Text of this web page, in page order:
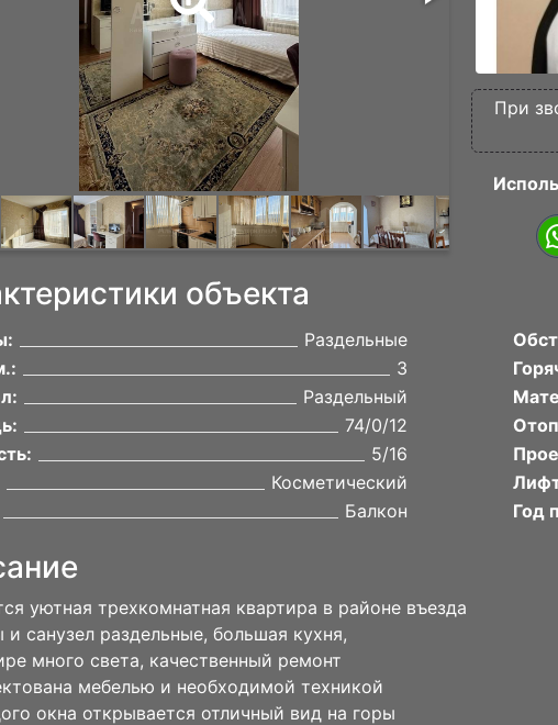
При
объекта
Раздельные
3
Раздельный
74/0/12
5/16
Косметический
Балкон
Год
уютная трехкомнатная квартира в районе въезда
и санузел раздельные, большая кухня,
много света, качественный ремонт
мебелью и необходимой техникой
окна открывается отличный вид на горы